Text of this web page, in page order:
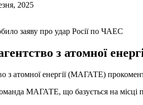
2025
з атомної
з атомної енергії (МАГАТЕ)
МАГАТЕ, що базується на місці